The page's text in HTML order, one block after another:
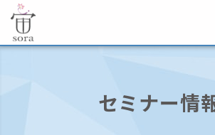
セミナー情